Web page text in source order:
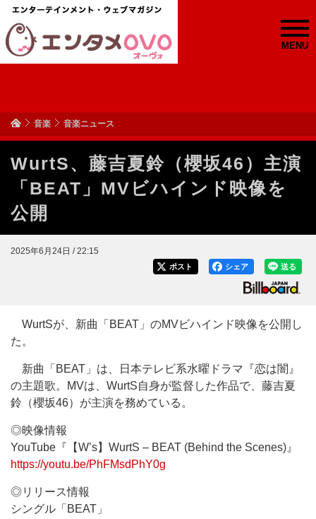
MENU
音楽 音楽ニュース
WurtS、藤吉夏鈴（櫻坂46）主演
「BEAT」MVビハインド映像を
公開
2025年6月24日 / 22:15
送る
シェア
ポスト
WurtSが、新曲「BEAT」のMVビハインド映像を公開し
た。
新曲「BEAT」は、日本テレビ系水曜ドラマ『恋は闇』
の主題歌。MVは、WurtS自身が監督した作品で、藤吉夏
鈴（櫻坂46）が主演を務めている。
◎映像情報
YouTube『【W’s】WurtS – BEAT (Behind the Scenes)』
https://youtu.be/PhFMsdPhY0g
◎リリース情報
シングル「BEAT」